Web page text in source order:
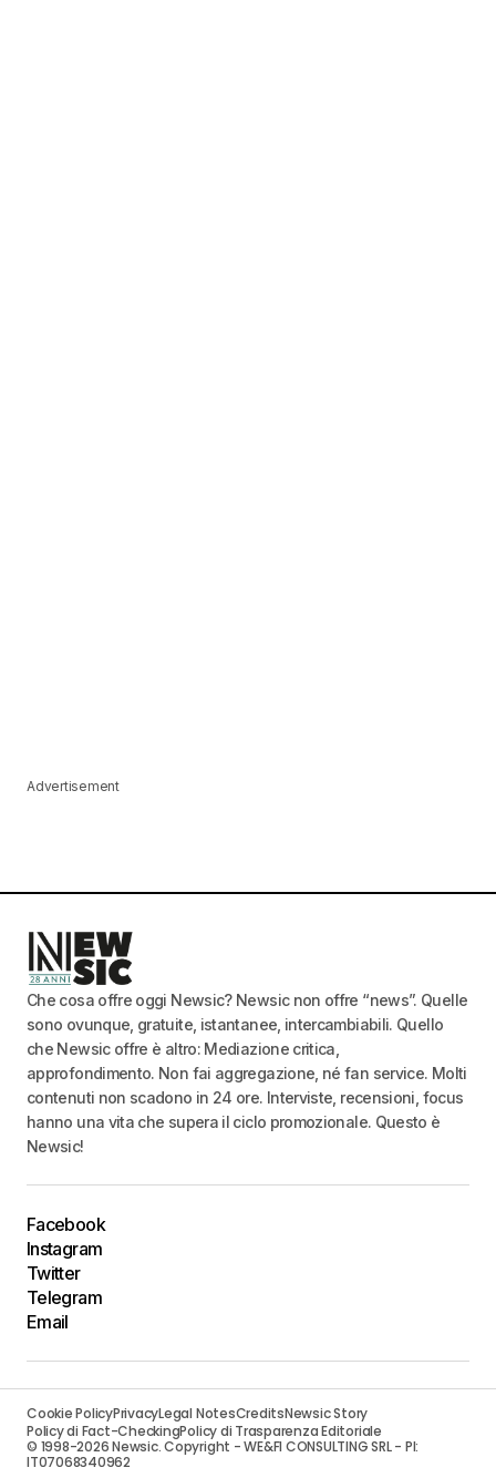
Advertisement
Che cosa offre oggi Newsic? Newsic non offre “news”. Quelle
sono ovunque, gratuite, istantanee, intercambiabili. Quello
che Newsic offre è altro: Mediazione critica,
approfondimento. Non fai aggregazione, né fan service. Molti
contenuti non scadono in 24 ore. Interviste, recensioni, focus
hanno una vita che supera il ciclo promozionale. Questo è
Newsic!
Facebook
Instagram
Twitter
Telegram
Email
Cookie PolicyPrivacyLegal NotesCreditsNewsic Story
Policy di Fact-CheckingPolicy di Trasparenza Editoriale
© 1998-2026 Newsic. Copyright - WE&FI CONSULTING SRL - PI:
IT07068340962